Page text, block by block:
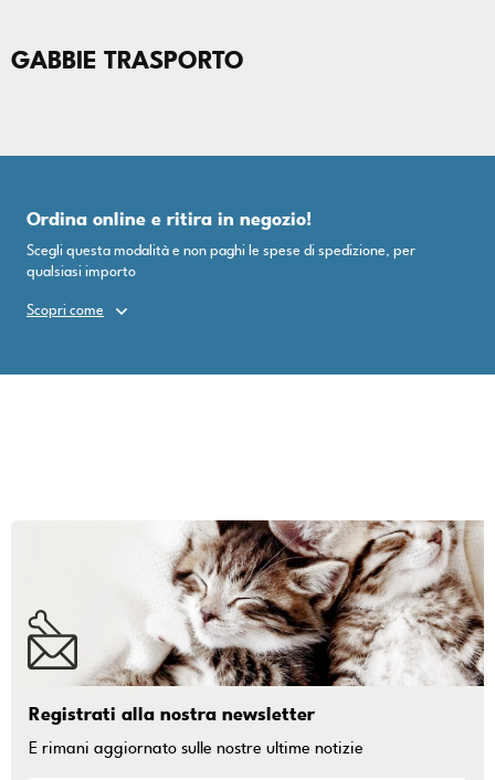
GABBIE TRASPORTO
Ordina online e ritira in negozio!
Scegli questa modalità e non paghi le spese di spedizione, per
qualsiasi importo
Scopri come
Registrati alla nostra newsletter
E rimani aggiornato sulle nostre ultime notizie